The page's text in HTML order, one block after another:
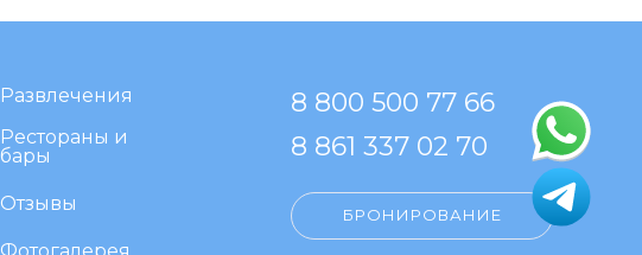
Развлечения
Рестораны и
бары
Отзывы
Фотогалерея
8 800 500 77 66
8 861 337 02 70
БРОНИРОВАНИЕ